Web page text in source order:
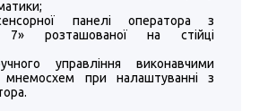
панелі оператора з
7» розташованої на стійці
управління виконавчими
мнемосхем при налаштуванні з